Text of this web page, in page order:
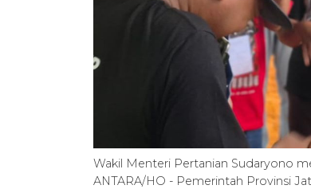
Wakil Menteri Pertanian Sudaryono
ANTARA/HO - Pemerintah Provinsi